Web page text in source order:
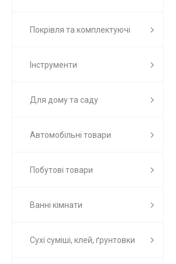
Покрівля та комплектуючі
Інструменти
Для дому та саду
Автомобільні товари
Побутові товари
Ванні кімнати
Сухі суміші, клей, ґрунтовки